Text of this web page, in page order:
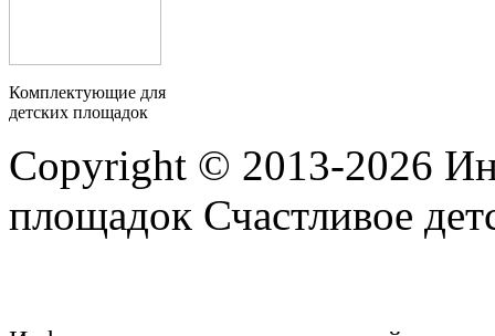
Комплектующие для
детских площадок
Copyright © 2013-2026
площадок Счастливое